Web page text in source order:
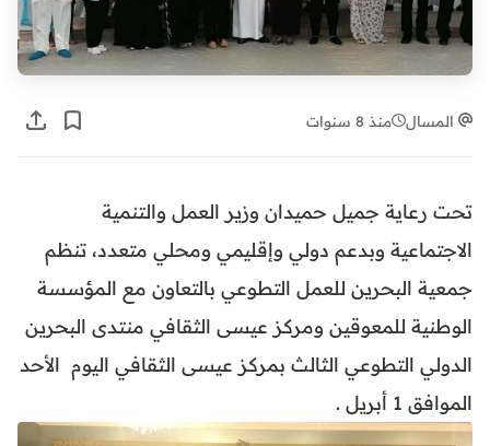
المسال منذ 8 سنوات
تحت رعاية جميل حميدان وزير العمل والتنمية
الاجتماعية وبدعم دولي وإقليمي ومحلي متعدد، تنظم
جمعية البحرين للعمل التطوعي بالتعاون مع المؤسسة
الوطنية للمعوقين ومركز عيسى الثقافي منتدى البحرين
الدولي التطوعي الثالث بمركز عيسى الثقافي اليوم الأحد
الموافق 1 أبريل .